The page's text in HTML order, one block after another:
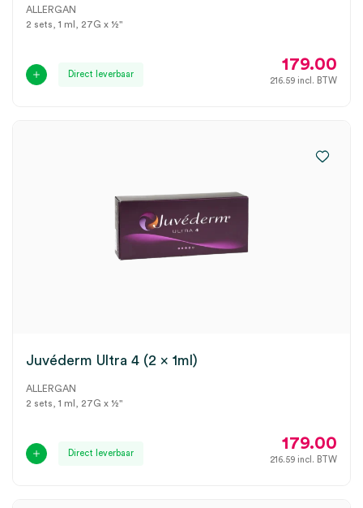
ALLERGAN
2 sets, 1 ml, 27G x ½"
Direct leverbaar
179.00
216.59 incl. BTW
Juvéderm Ultra 4 (2 x 1ml)
ALLERGAN
2 sets, 1 ml, 27G x ½"
Direct leverbaar
179.00
216.59 incl. BTW